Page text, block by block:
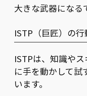
大きな武器になる
ISTP（巨匠）の
ISTPは、知識や
に手を動かして試
います。